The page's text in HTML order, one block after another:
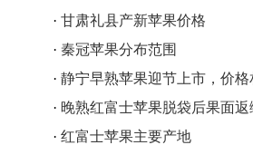
格行情
· 甘肃礼县产新苹果价格
· 秦冠苹果分布范围
· 静宁早熟苹果迎节上市，价格
稳，为今年苹果开市销售讨了
头”
· 晚熟红富士苹果脱袋后果面返
和对策
· 红富士苹果主要产地